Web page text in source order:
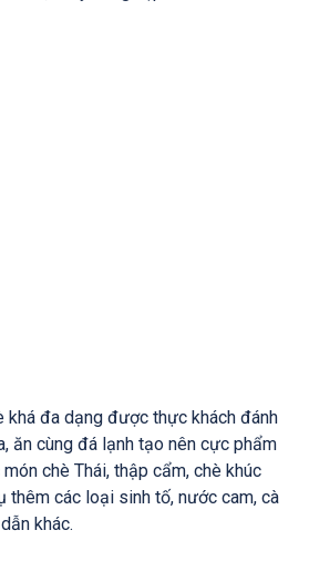
khá đa dạng được thực khách đánh
ăn cùng đá lạnh tạo nên cực phẩm
chè Thái, thập cẩm, chè khúc
thêm các loại sinh tố, nước cam, cà
khác.